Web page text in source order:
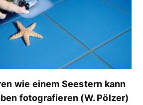
wie einem Seestern kann
fotografieren (W. Pölzer)